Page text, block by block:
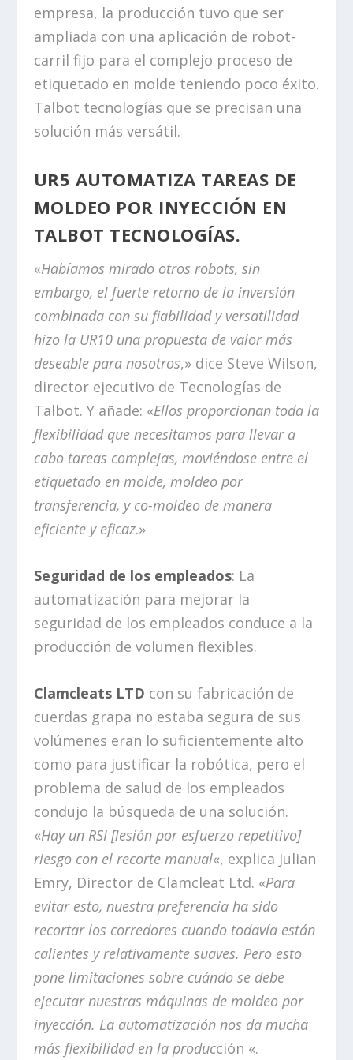
empresa, la producción tuvo que ser
ampliada con una aplicación de robot-
carril fijo para el complejo proceso de
etiquetado en molde teniendo poco éxito.
Talbot tecnologías que se precisan una
solución más versátil.
UR5 AUTOMATIZA TAREAS DE
MOLDEO POR INYECCIÓN EN
TALBOT TECNOLOGÍAS.
«Habíamos mirado otros robots, sin
embargo, el fuerte retorno de la inversión
combinada con su fiabilidad y versatilidad
hizo la UR10 una propuesta de valor más
deseable para nosotros,» dice Steve Wilson,
director ejecutivo de Tecnologías de
Talbot. Y añade: «Ellos proporcionan toda la
flexibilidad que necesitamos para llevar a
cabo tareas complejas, moviéndose entre el
etiquetado en molde, moldeo por
transferencia, y co-moldeo de manera
eficiente y eficaz.»
Seguridad de los empleados: La
automatización para mejorar la
seguridad de los empleados conduce a la
producción de volumen flexibles.
Clamcleats LTD con su fabricación de
cuerdas grapa no estaba segura de sus
volúmenes eran lo suficientemente alto
como para justificar la robótica, pero el
problema de salud de los empleados
condujo la búsqueda de una solución.
«Hay un RSI [lesión por esfuerzo repetitivo]
riesgo con el recorte manual«, explica Julian
Emry, Director de Clamcleat Ltd. «Para
evitar esto, nuestra preferencia ha sido
recortar los corredores cuando todavía están
calientes y relativamente suaves. Pero esto
pone limitaciones sobre cuándo se debe
ejecutar nuestras máquinas de moldeo por
inyección. La automatización nos da mucha
más flexibilidad en la producción «.